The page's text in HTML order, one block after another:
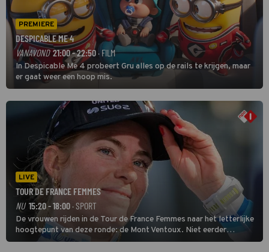
PREMIERE
DESPICABLE ME 4
VANAVOND 21:00 - 22:50 · FILM
In Despicable Me 4 probeert Gru alles op de rails te krijgen, maar
er gaat weer een hoop mis.
LIVE
TOUR DE FRANCE FEMMES
NU 15:20 - 18:00 · SPORT
De vrouwen rijden in de Tour de France Femmes naar het letterlijke
hoogtepunt van deze ronde: de Mont Ventoux. Niet eerder
finishten de vrouwen voor deze koers op deze kale col uit de